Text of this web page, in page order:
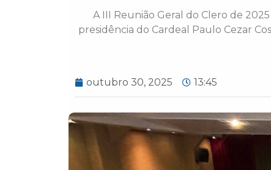
A III Reunião Geral do Clero de
presidência do Cardeal Paulo Cezar
outubro 30, 2025 13:45